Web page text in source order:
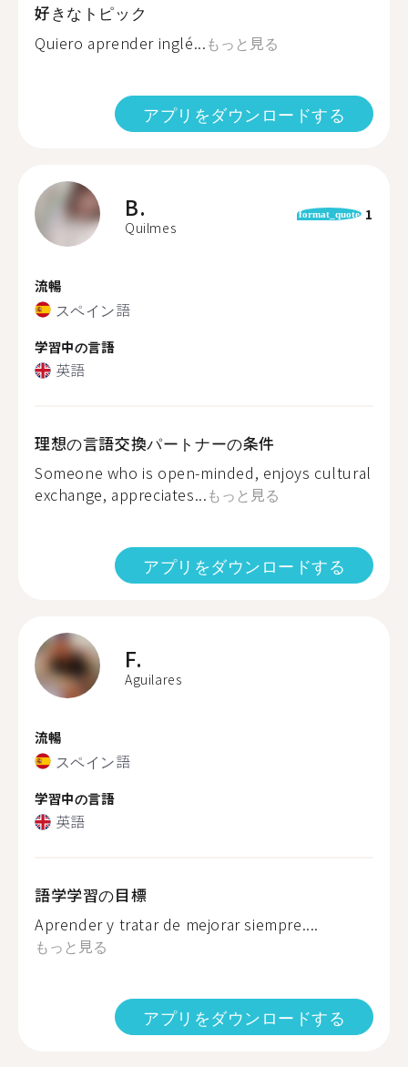
好きなトピック
Quiero aprender inglé...もっと見る
アプリをダウンロードする
B.
Quilmes
format_quote 1
流暢
スペイン語
学習中の言語
英語
理想の言語交換パートナーの条件
Someone who is open-minded, enjoys cultural
exchange, appreciates...もっと見る
アプリをダウンロードする
F.
Aguilares
流暢
スペイン語
学習中の言語
英語
語学学習の目標
Aprender y tratar de mejorar siempre....
もっと見る
アプリをダウンロードする